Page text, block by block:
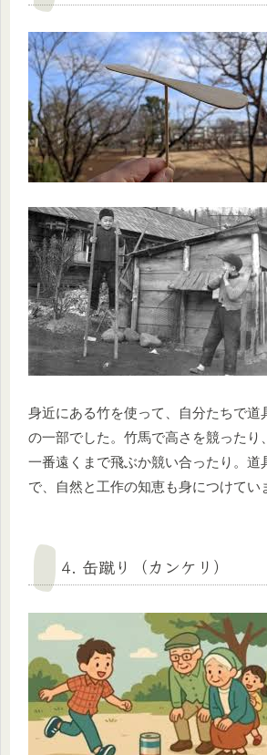
身近にある竹を使って、自分たちで道
の一部でした。竹馬で高さを競ったり
一番遠くまで飛ぶか競い合ったり。道
で、自然と工作の知恵も身につけてい
4. 缶蹴り（カンケリ）